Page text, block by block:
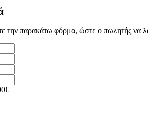
παρακάτω φόρμα, ώστε ο πωλητής να